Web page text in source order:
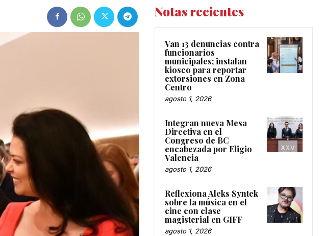
Notas recientes
Van 13 denuncias contra
funcionarios
municipales; instalan
kiosco para reportar
extorsiones en Zona
Centro
agosto 1, 2026
Integran nueva Mesa
Directiva en el
Congreso de BC
encabezada por Eligio
Valencia
agosto 1, 2026
Reflexiona Aleks Syntek
sobre la música en el
cine con clase
magisterial en GIFF
agosto 1, 2026